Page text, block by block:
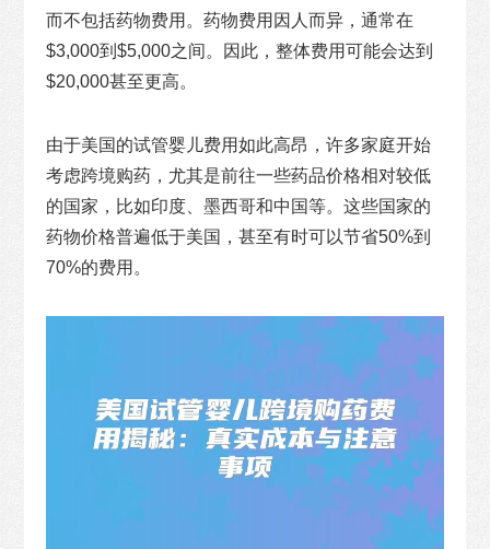
而不包括药物费用。药物费用因人而异，通常在
$3,000到$5,000之间。因此，整体费用可能会达到
$20,000甚至更高。
由于美国的试管婴儿费用如此高昂，许多家庭开始
考虑跨境购药，尤其是前往一些药品价格相对较低
的国家，比如印度、墨西哥和中国等。这些国家的
药物价格普遍低于美国，甚至有时可以节省50%到
70%的费用。